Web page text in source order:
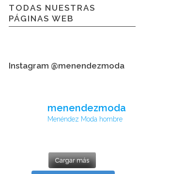
TODAS NUESTRAS
PÁGINAS WEB
Instagram @menendezmoda
menendezmoda
Menéndez Moda hombre
Cargar más